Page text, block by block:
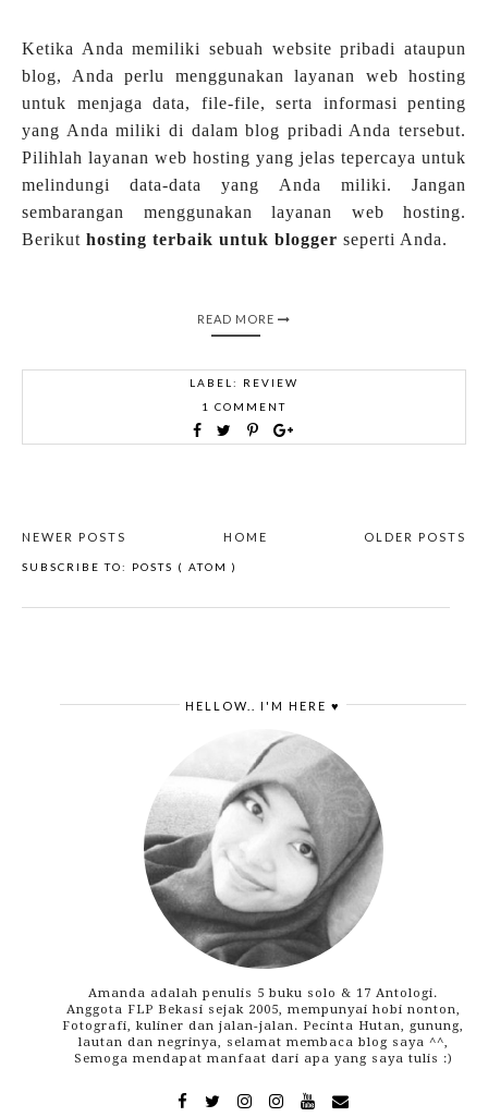
Ketika Anda memiliki sebuah website pribadi ataupun
blog, Anda perlu menggunakan layanan web hosting
untuk menjaga data, file-file, serta informasi penting
yang Anda miliki di dalam blog pribadi Anda tersebut.
Pilihlah layanan web hosting yang jelas tepercaya untuk
melindungi data-data yang Anda miliki. Jangan
sembarangan menggunakan layanan web hosting.
Berikut hosting terbaik untuk blogger seperti Anda.
READ MORE
LABEL: REVIEW
1 COMMENT
NEWER POSTS OLDER POSTS
HOME
SUBSCRIBE TO: POSTS ( ATOM )
HELLOW.. I'M HERE ♥
Amanda adalah penulis 5 buku solo & 17 Antologi.
Anggota FLP Bekasi sejak 2005, mempunyai hobi nonton,
Fotografi, kuliner dan jalan-jalan. Pecinta Hutan, gunung,
lautan dan negrinya, selamat membaca blog saya ^^,
Semoga mendapat manfaat dari apa yang saya tulis :)